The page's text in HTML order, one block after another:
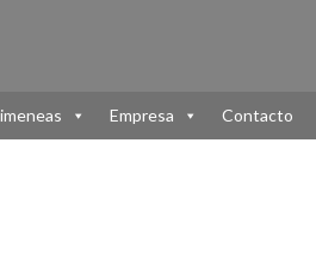
Empresa Contacto